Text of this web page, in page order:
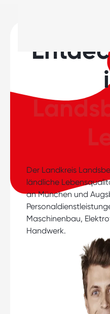
Der Landkreis
ländliche
an München und
Maschinenbau,
Handwerk.